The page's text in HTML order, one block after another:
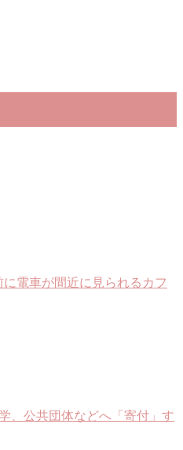
電車が間近に見られるカフ
、公共団体などへ「寄付」す